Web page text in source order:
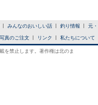
みんなのおいしい話 釣り情報 元
真のご注文 リンク 私たちについて
を禁止します。著作権は北のま